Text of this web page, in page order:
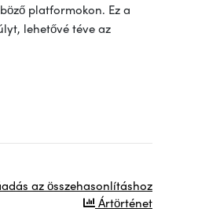
platformokon. Ez a
lehetővé téve az
az összehasonlításhoz
Ártörténet